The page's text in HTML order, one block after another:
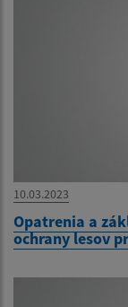
10.03.2023
Opatrenia a
ochrany lesov